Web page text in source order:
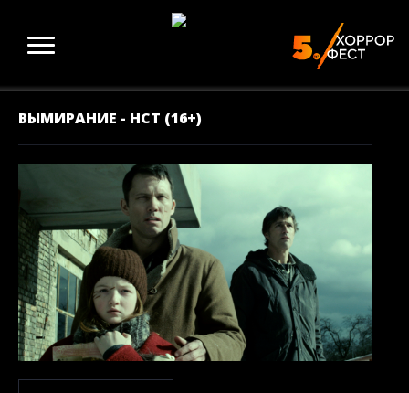
ВЫМИРАНИЕ - НСТ (16+)